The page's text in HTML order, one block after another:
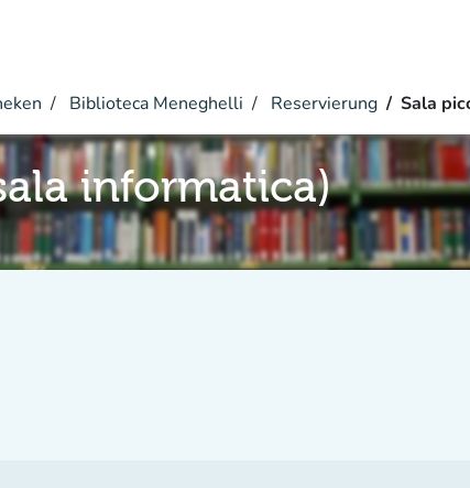
Biblioteca Meneghelli Reservierung Sala
informatica)